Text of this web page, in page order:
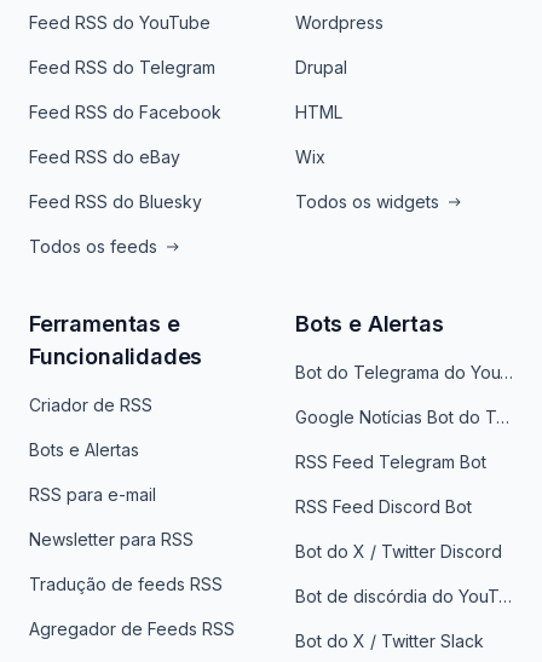
Feed RSS do YouTube
Feed RSS do Telegram
Feed RSS do Facebook
Feed RSS do eBay
Feed RSS do Bluesky
Todos os feeds
Wordpress
Drupal
HTML
Wix
Todos os widgets
Ferramentas e
Funcionalidades
Criador de RSS
Bots e Alertas
RSS para e-mail
Newsletter para RSS
Tradução de feeds RSS
Agregador de Feeds RSS
Bots e Alertas
Bot do Telegrama do YouTube
Google Notícias Bot do Telegrama
RSS Feed Telegram Bot
RSS Feed Discord Bot
Bot do X / Twitter Discord
Bot de discórdia do YouTube
Bot do X / Twitter Slack